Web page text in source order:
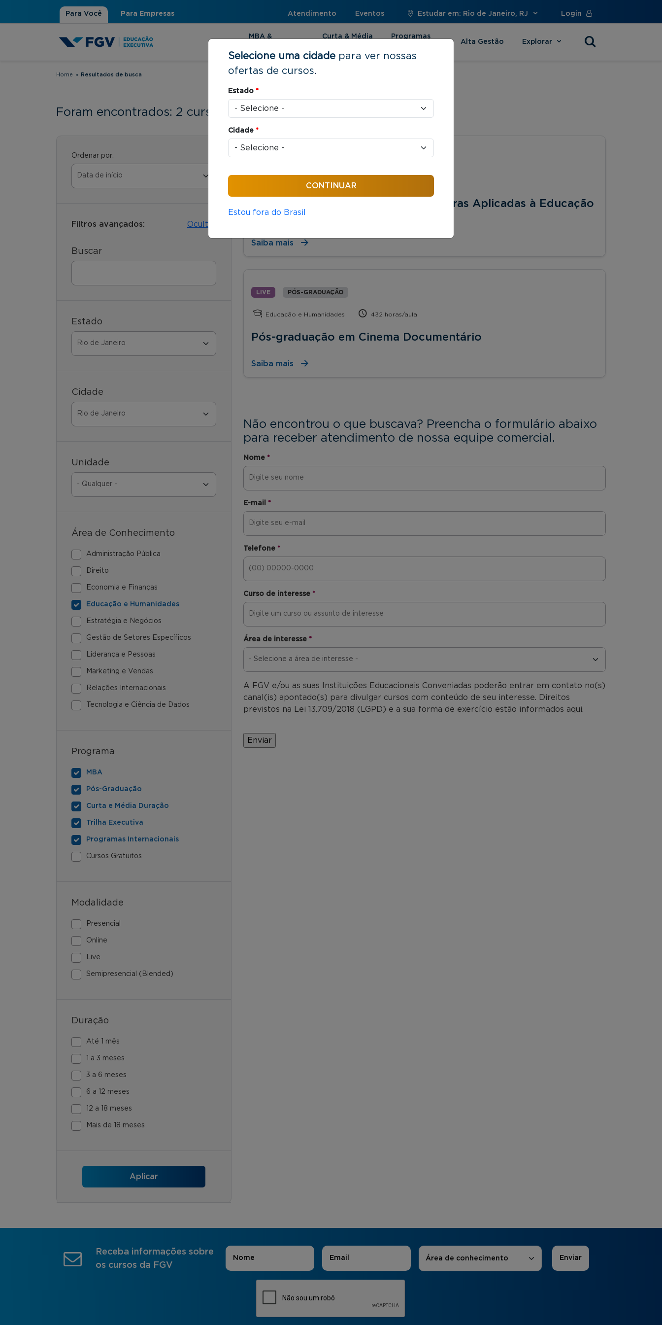
Para Você Para Empresas Atendimento Eventos Estudar em: Rio de Janeiro, RJ Login
MBA &
Curta & Média
Programas
Alta Gestão Explorar
Você está aqui
Home » Resultados de busca
Foram encontrados: 2 cursos
Ordenar por:
Filtros avançados: Ocultar
Buscar
Estado
Cidade
Unidade
Área de Conhecimento
Administração Pública
Direito
Economia e Finanças
Educação e Humanidades
Estratégia e Negócios
Gestão de Setores Específicos
Liderança e Pessoas
Marketing e Vendas
Relações Internacionais
Tecnologia e Ciência de Dados
Programa
MBA
Pós-Graduação
Curta e Média Duração
Trilha Executiva
Programas Internacionais
Cursos Gratuitos
Modalidade
Presencial
Online
Live
Semipresencial (Blended)
Duração
Até 1 mês
1 a 3 meses
3 a 6 meses
6 a 12 meses
12 a 18 meses
Mais de 18 meses
ONLINE CURTA E MÉDIA DURAÇÃO
Tecnologias e Metodologias Inovadoras Aplicadas à Educação
Corporativa
Saiba mais
LIVE PÓS-GRADUAÇÃO
Educação e Humanidades 432 horas/aula
Pós-graduação em Cinema Documentário
Saiba mais
Não encontrou o que buscava? Preencha o formulário abaixo
para receber atendimento de nossa equipe comercial.
Nome *
E-mail *
Telefone *
Curso de interesse *
Área de interesse *
A FGV e/ou as suas Instituições Educacionais Conveniadas poderão entrar em contato no(s)
canal(is) apontado(s) para divulgar cursos com conteúdo de seu interesse. Direitos
previstos na Lei 13.709/2018 (LGPD) e a sua forma de exercício estão informados aqui.
Receba informações sobre
os cursos da FGV
Nome E-mail Áreas de Interesse
Área de conhecimento
Selecione uma cidade para ver nossas
ofertas de cursos.
Estado *
Cidade *
Estou fora do Brasil